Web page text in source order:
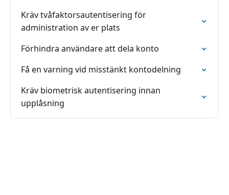
Kräv tvåfaktorsautentisering för
administration av er plats
Förhindra användare att dela konto
Få en varning vid misstänkt kontodelning
Kräv biometrisk autentisering innan
upplåsning